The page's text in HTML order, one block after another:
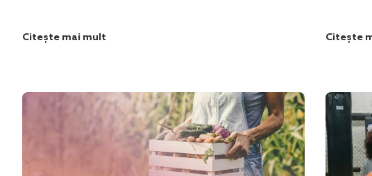
Citește mai mult Citește